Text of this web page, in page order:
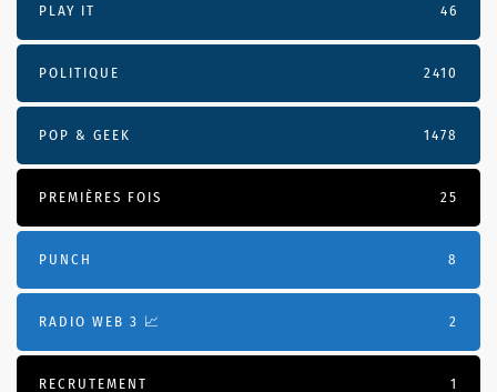
PLAY IT 46
POLITIQUE 2410
POP & GEEK 1478
PREMIÈRES FOIS 25
PUNCH 8
RADIO WEB 3 📈 2
RECRUTEMENT 1